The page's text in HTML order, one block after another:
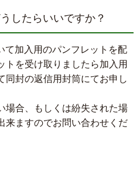
したらいいですか？
て加入用のパンフレットを配
トを受け取りましたら加入用
同封の返信用封筒にてお申し
場合、もしくは紛失された場
来ますのでお問い合わせくだ